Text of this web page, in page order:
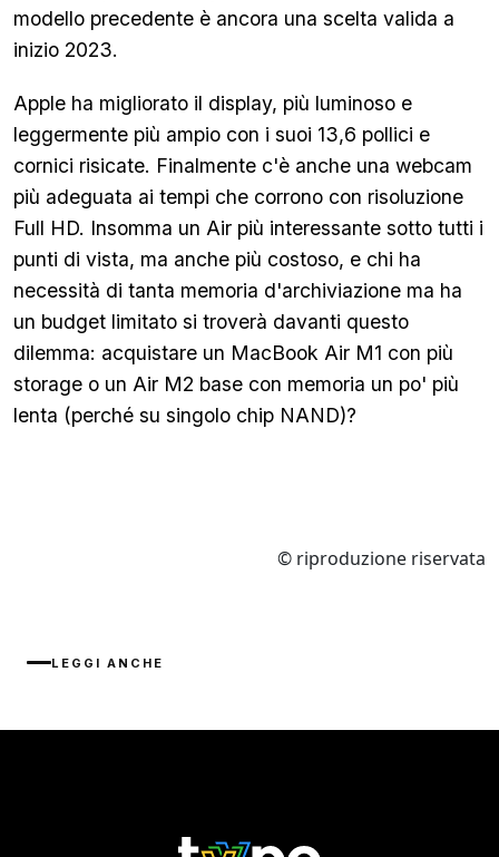
modello precedente è ancora una scelta valida a
inizio 2023.
Apple ha migliorato il display, più luminoso e
leggermente più ampio con i suoi 13,6 pollici e
cornici risicate. Finalmente c'è anche una webcam
più adeguata ai tempi che corrono con risoluzione
Full HD. Insomma un Air più interessante sotto tutti i
punti di vista, ma anche più costoso, e chi ha
necessità di tanta memoria d'archiviazione ma ha
un budget limitato si troverà davanti questo
dilemma: acquistare un MacBook Air M1 con più
storage o un Air M2 base con memoria un po' più
lenta (perché su singolo chip NAND)?
© riproduzione riservata
LEGGI ANCHE